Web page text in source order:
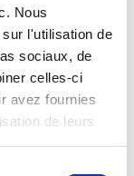
Nous
l'utilisation de
sociaux, de
celles-ci
avez fournies
de leurs
générale, il
régions
métiers de